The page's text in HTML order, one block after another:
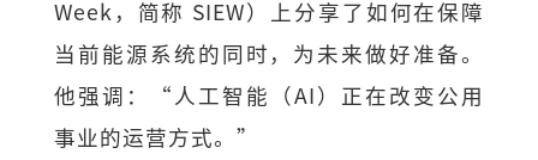
Week，简称 SIEW）上分享了如何在保障
当前能源系统的同时，为未来做好准备。
他强调：“人工智能（AI）正在改变公用
事业的运营方式。”